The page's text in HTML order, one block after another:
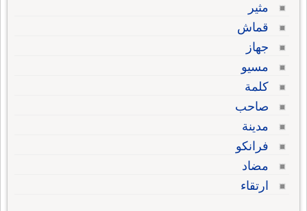
مثير
قماش
جهاز
مسيو
كلمة
صاحب
مدينة
فرانكو
مضاد
ارتقاء